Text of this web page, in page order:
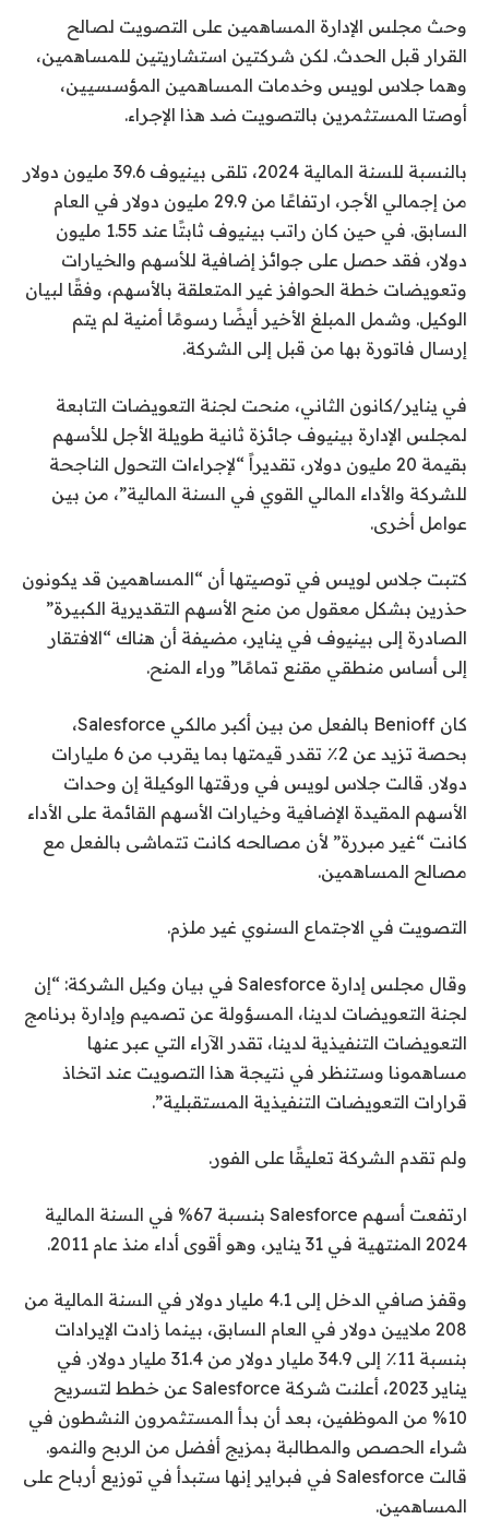
وحث مجلس الإدارة المساهمين على التصويت لصالح
القرار قبل الحدث. لكن شركتين استشاريتين للمساهمين،
وهما جلاس لويس وخدمات المساهمين المؤسسيين،
أوصتا المستثمرين بالتصويت ضد هذا الإجراء.
بالنسبة للسنة المالية 2024، تلقى بينيوف 39.6 مليون دولار
من إجمالي الأجر، ارتفاعًا من 29.9 مليون دولار في العام
السابق. في حين كان راتب بينيوف ثابتًا عند 1.55 مليون
دولار، فقد حصل على جوائز إضافية للأسهم والخيارات
وتعويضات خطة الحوافز غير المتعلقة بالأسهم، وفقًا لبيان
الوكيل. وشمل المبلغ الأخير أيضًا رسومًا أمنية لم يتم
إرسال فاتورة بها من قبل إلى الشركة.
في يناير/كانون الثاني، منحت لجنة التعويضات التابعة
لمجلس الإدارة بينيوف جائزة ثانية طويلة الأجل للأسهم
بقيمة 20 مليون دولار، تقديراً “لإجراءات التحول الناجحة
للشركة والأداء المالي القوي في السنة المالية”، من بين
عوامل أخرى.
كتبت جلاس لويس في توصيتها أن “المساهمين قد يكونون
حذرين بشكل معقول من منح الأسهم التقديرية الكبيرة”
الصادرة إلى بينيوف في يناير، مضيفة أن هناك “الافتقار
إلى أساس منطقي مقنع تمامًا” وراء المنح.
كان Benioff بالفعل من بين أكبر مالكي Salesforce،
بحصة تزيد عن 2٪ تقدر قيمتها بما يقرب من 6 مليارات
دولار. قالت جلاس لويس في ورقتها الوكيلة إن وحدات
الأسهم المقيدة الإضافية وخيارات الأسهم القائمة على الأداء
كانت “غير مبررة” لأن مصالحه كانت تتماشى بالفعل مع
مصالح المساهمين.
التصويت في الاجتماع السنوي غير ملزم.
وقال مجلس إدارة Salesforce في بيان وكيل الشركة: “إن
لجنة التعويضات لدينا، المسؤولة عن تصميم وإدارة برنامج
التعويضات التنفيذية لدينا، تقدر الآراء التي عبر عنها
مساهمونا وستنظر في نتيجة هذا التصويت عند اتخاذ
قرارات التعويضات التنفيذية المستقبلية”.
ولم تقدم الشركة تعليقًا على الفور.
ارتفعت أسهم Salesforce بنسبة 67% في السنة المالية
2024 المنتهية في 31 يناير، وهو أقوى أداء منذ عام 2011.
وقفز صافي الدخل إلى 4.1 مليار دولار في السنة المالية من
208 ملايين دولار في العام السابق، بينما زادت الإيرادات
بنسبة 11٪ إلى 34.9 مليار دولار من 31.4 مليار دولار. في
يناير 2023، أعلنت شركة Salesforce عن خطط لتسريح
10% من الموظفين، بعد أن بدأ المستثمرون النشطون في
شراء الحصص والمطالبة بمزيج أفضل من الربح والنمو.
قالت Salesforce في فبراير إنها ستبدأ في توزيع أرباح على
المساهمين.